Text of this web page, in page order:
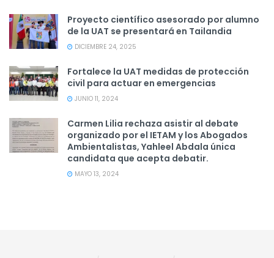
Proyecto científico asesorado por alumno
de la UAT se presentará en Tailandia
DICIEMBRE 24, 2025
Fortalece la UAT medidas de protección
civil para actuar en emergencias
JUNIO 11, 2024
Carmen Lilia rechaza asistir al debate
organizado por el IETAM y los Abogados
Ambientalistas, Yahleel Abdala única
candidata que acepta debatir.
MAYO 13, 2024